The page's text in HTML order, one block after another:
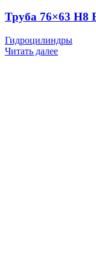
Труба 76×63 H8
Гидроцилиндры
Читать далее